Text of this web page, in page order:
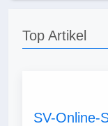
Top Artikel
SV-Online-